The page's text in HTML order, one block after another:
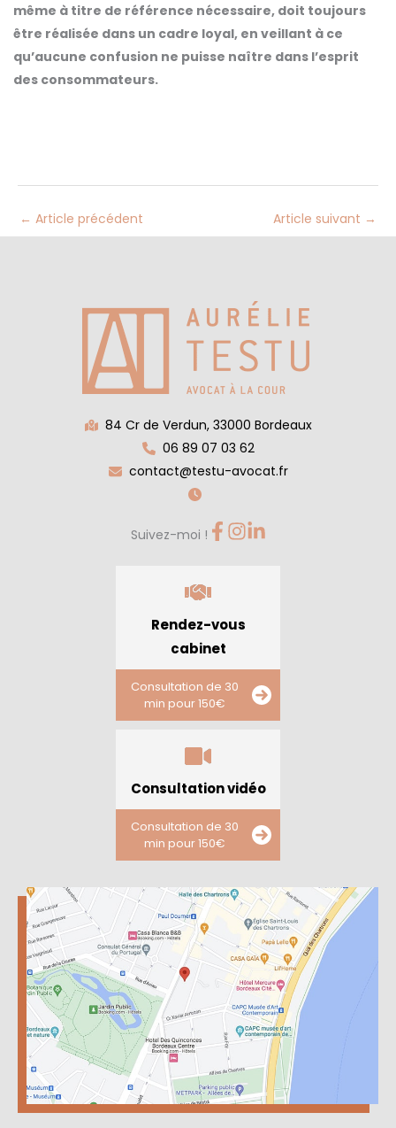
même à titre de référence nécessaire, doit toujours
être réalisée dans un cadre loyal, en veillant à ce
qu’aucune confusion ne puisse naître dans l’esprit
des consommateurs.
← Article précédent Article suivant →
84 Cr de Verdun, 33000 Bordeaux
06 89 07 03 62
contact@testu-avocat.fr
Suivez-moi !
Rendez-vous
cabinet
Consultation de 30
min pour 150€
Consultation vidéo
Consultation de 30
min pour 150€